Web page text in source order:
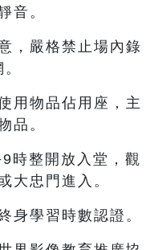
音。
，嚴格禁止場內錄
用物品佔用座，主
品。
時整開放入堂，觀
大忠門進入。
身學習時數認證。